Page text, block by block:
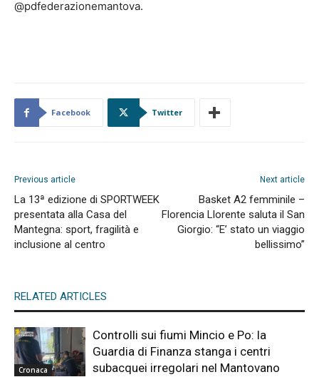
@pdfederazionemantova.
Facebook Twitter
Previous article
La 13ª edizione di SPORTWEEK
presentata alla Casa del
Mantegna: sport, fragilità e
inclusione al centro
Next article
Basket A2 femminile –
Florencia Llorente saluta il San
Giorgio: “E’ stato un viaggio
bellissimo”
RELATED ARTICLES
Cronaca
Controlli sui fiumi Mincio e Po: la
Guardia di Finanza stanga i centri
subacquei irregolari nel Mantovano